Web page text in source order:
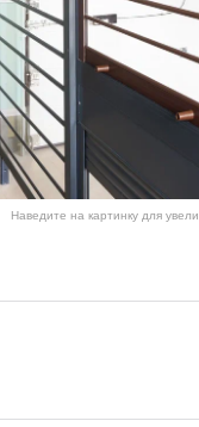
Наведите на картинку для